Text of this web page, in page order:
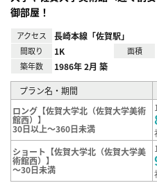
御部屋！
アクセス 長崎本線「佐賀駅」
間取り 1K 面積
築年数 1986年 2月 築
プラン名・期間
ロング【佐賀大学北（佐賀大学美術
館西）】
30日以上～360日未満
ショート【佐賀大学北（佐賀大学美
術館西）】
～30日未満